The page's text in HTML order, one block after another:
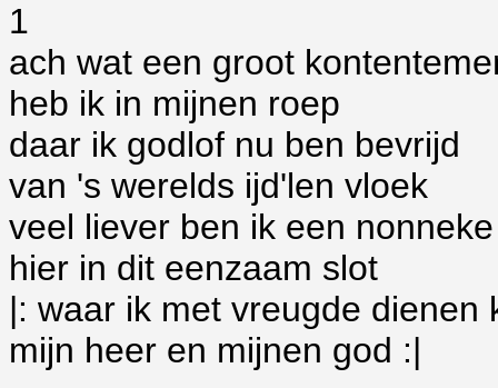
1
ach wat een groot
heb ik in mijnen roep
daar ik godlof nu ben bevrijd
van 's werelds ijd'len vloek
veel liever ben ik een nonneke
hier in dit eenzaam slot
|: waar ik met vreugde dienen
mijn heer en mijnen god :|